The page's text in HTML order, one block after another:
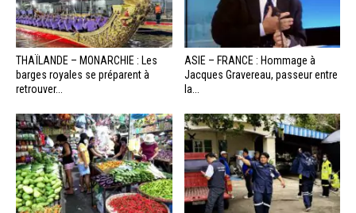
THAÏLANDE – MONARCHIE : Les
barges royales se préparent à
retrouver...
ASIE – FRANCE : Hommage à
Jacques Gravereau, passeur entre
la...